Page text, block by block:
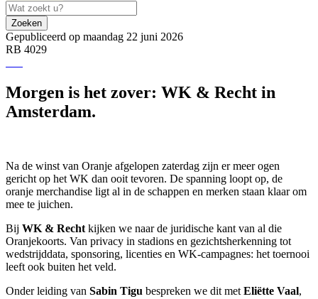
Zoeken
Gepubliceerd op maandag 22 juni 2026
RB 4029
Morgen is het zover: WK & Recht in
Amsterdam.
Na de winst van Oranje afgelopen zaterdag zijn er meer ogen
gericht op het WK dan ooit tevoren. De spanning loopt op, de
oranje merchandise ligt al in de schappen en merken staan klaar om
mee te juichen.
Bij WK & Recht kijken we naar de juridische kant van al die
Oranjekoorts. Van privacy in stadions en gezichtsherkenning tot
wedstrijddata, sponsoring, licenties en WK-campagnes: het toernooi
leeft ook buiten het veld.
Onder leiding van Sabin Tigu bespreken we dit met Eliëtte Vaal,